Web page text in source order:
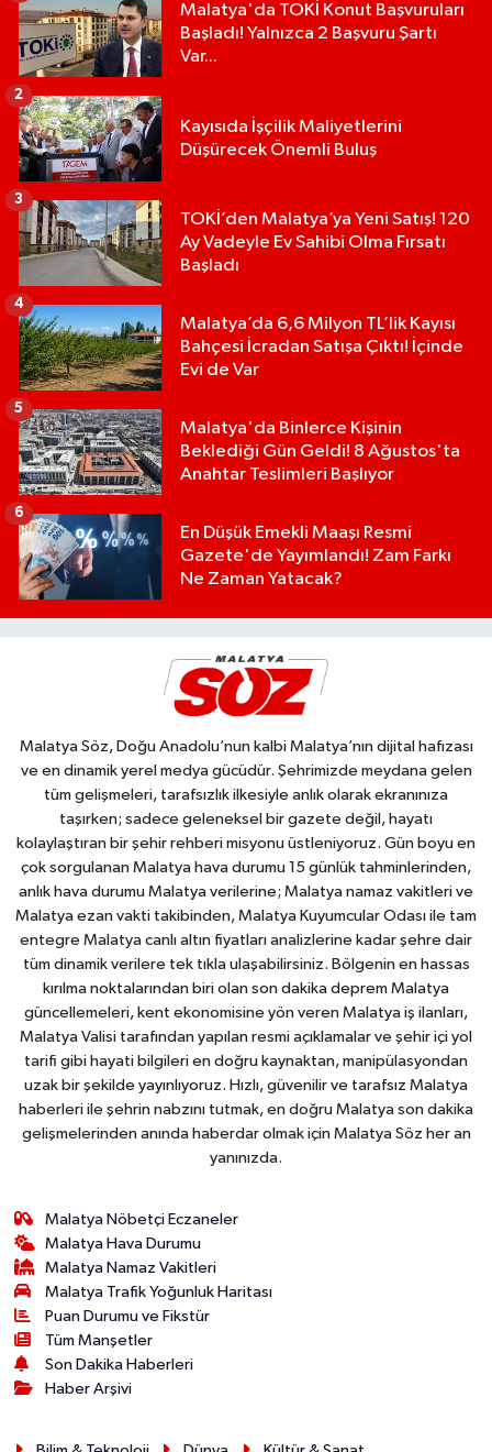
Malatya'da TOKİ Konut Başvuruları
Başladı! Yalnızca 2 Başvuru Şartı
Var...
Kayısıda İşçilik Maliyetlerini
Düşürecek Önemli Buluş
2
TOKİ’den Malatya’ya Yeni Satış! 120
Ay Vadeyle Ev Sahibi Olma Fırsatı
Başladı
3
Malatya’da 6,6 Milyon TL’lik Kayısı
Bahçesi İcradan Satışa Çıktı! İçinde
Evi de Var
4
Malatya'da Binlerce Kişinin
Beklediği Gün Geldi! 8 Ağustos'ta
Anahtar Teslimleri Başlıyor
5
En Düşük Emekli Maaşı Resmi
Gazete'de Yayımlandı! Zam Farkı
Ne Zaman Yatacak?
6
Malatya Söz, Doğu Anadolu’nun kalbi Malatya’nın dijital hafızası
ve en dinamik yerel medya gücüdür. Şehrimizde meydana gelen
tüm gelişmeleri, tarafsızlık ilkesiyle anlık olarak ekranınıza
taşırken; sadece geleneksel bir gazete değil, hayatı
kolaylaştıran bir şehir rehberi misyonu üstleniyoruz. Gün boyu en
çok sorgulanan Malatya hava durumu 15 günlük tahminlerinden,
anlık hava durumu Malatya verilerine; Malatya namaz vakitleri ve
Malatya ezan vakti takibinden, Malatya Kuyumcular Odası ile tam
entegre Malatya canlı altın fiyatları analizlerine kadar şehre dair
tüm dinamik verilere tek tıkla ulaşabilirsiniz. Bölgenin en hassas
kırılma noktalarından biri olan son dakika deprem Malatya
güncellemeleri, kent ekonomisine yön veren Malatya iş ilanları,
Malatya Valisi tarafından yapılan resmi açıklamalar ve şehir içi yol
tarifi gibi hayati bilgileri en doğru kaynaktan, manipülasyondan
uzak bir şekilde yayınlıyoruz. Hızlı, güvenilir ve tarafsız Malatya
haberleri ile şehrin nabzını tutmak, en doğru Malatya son dakika
gelişmelerinden anında haberdar olmak için Malatya Söz her an
yanınızda.
Malatya Nöbetçi Eczaneler
Malatya Hava Durumu
Malatya Namaz Vakitleri
Malatya Trafik Yoğunluk Haritası
Puan Durumu ve Fikstür
Tüm Manşetler
Son Dakika Haberleri
Haber Arşivi